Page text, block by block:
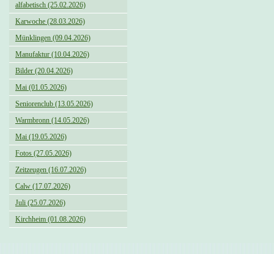
alfabetisch (25.02.2026)
Karwoche (28.03.2026)
Münklingen (09.04.2026)
Manufaktur (10.04.2026)
Bilder (20.04.2026)
Mai (01.05.2026)
Seniorenclub (13.05.2026)
Warmbronn (14.05.2026)
Mai (19.05.2026)
Fotos (27.05.2026)
Zeitzeugen (16.07.2026)
Calw (17.07.2026)
Juli (25.07.2026)
Kirchheim (01.08.2026)